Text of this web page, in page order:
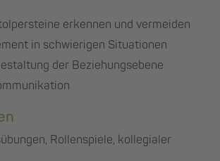
erkennen und vermeiden
in schwierigen Situationen
der Beziehungsebene
Rollenspiele, kollegialer